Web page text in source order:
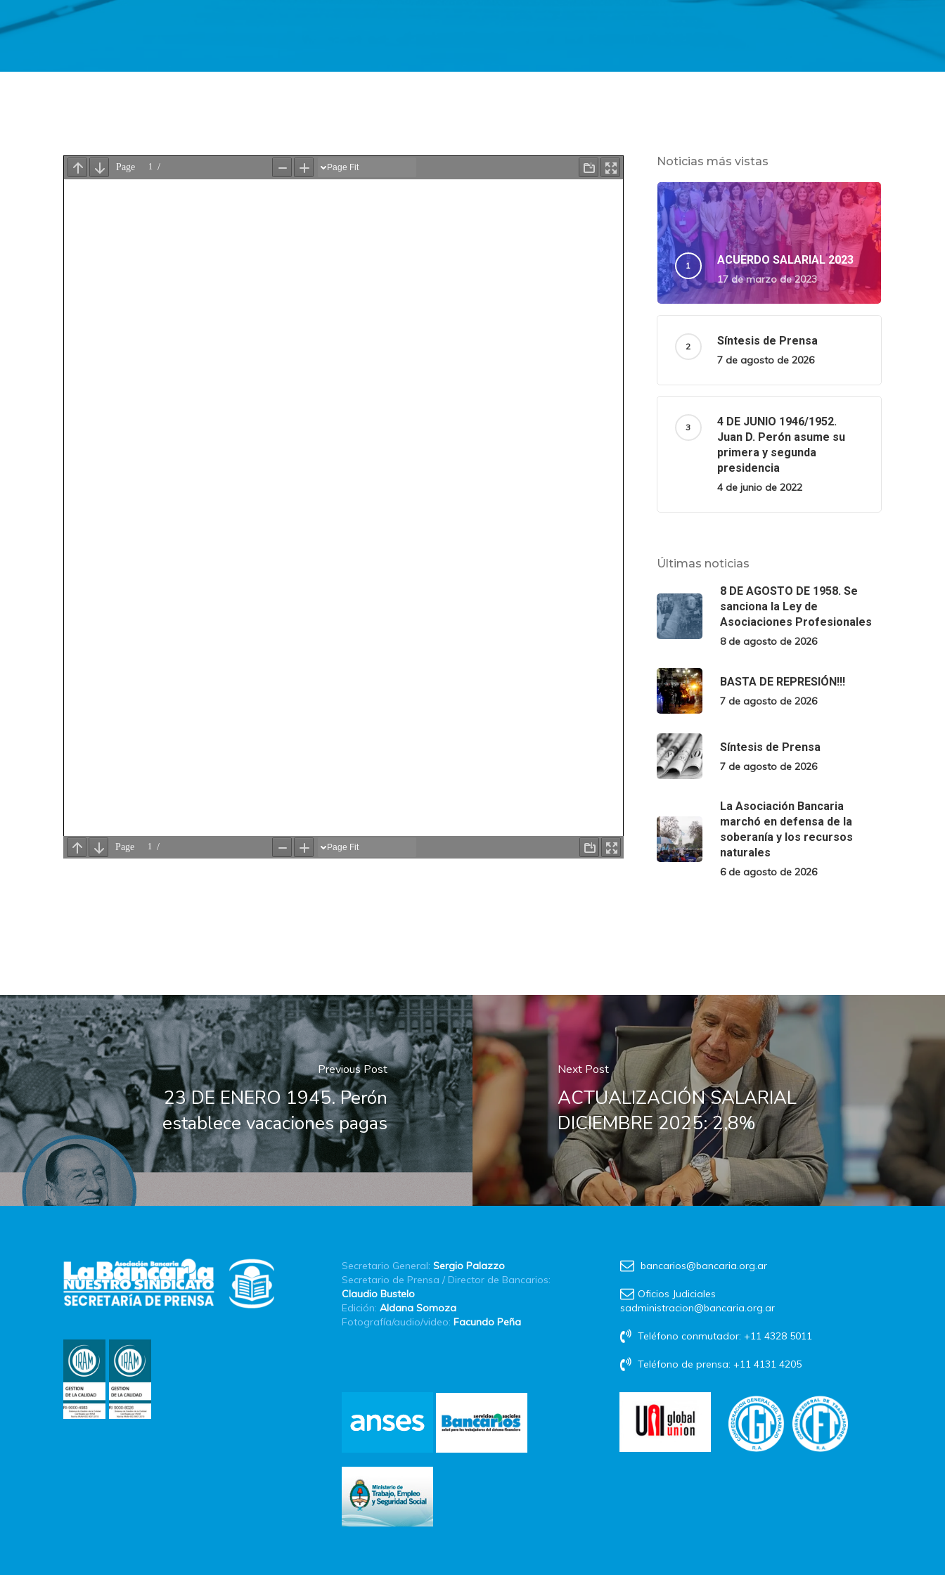
Noticias más vistas
ACUERDO SALARIAL 2023
17 de marzo de 2023
Síntesis de Prensa
7 de agosto de 2026
4 DE JUNIO 1946/1952.
Juan D. Perón asume su
primera y segunda
presidencia
4 de junio de 2022
Últimas noticias
8 DE AGOSTO DE 1958. Se
sanciona la Ley de
Asociaciones Profesionales
8 de agosto de 2026
BASTA DE REPRESIÓN!!!
7 de agosto de 2026
Síntesis de Prensa
7 de agosto de 2026
La Asociación Bancaria
marchó en defensa de la
soberanía y los recursos
naturales
6 de agosto de 2026
Previous Post
23 DE ENERO 1945. Perón
establece vacaciones pagas
Next Post
ACTUALIZACIÓN SALARIAL
DICIEMBRE 2025: 2,8%
Secretario General: Sergio Palazzo
Secretario de Prensa / Director de Bancarios:
Claudio Bustelo
Edición: Aldana Somoza
Fotografía/audio/video: Facundo Peña
bancarios@bancaria.org.ar
Oficios Judiciales
sadministracion@bancaria.org.ar
Teléfono conmutador: +11 4328 5011
Teléfono de prensa: +11 4131 4205